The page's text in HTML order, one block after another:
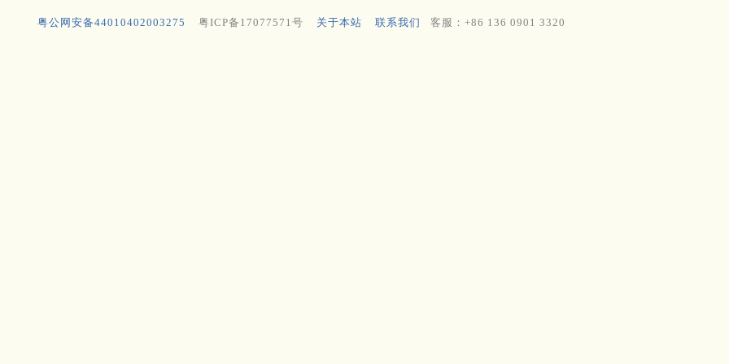
粤公网安备44010402003275 粤ICP备17077571号 关于本站 联系我们 客服：+86 136 0901 3320